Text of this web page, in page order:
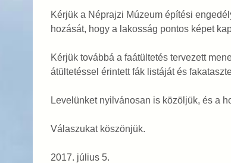
Kérjük a Néprajzi Múzeum építési
hozását, hogy a lakosság pontos képet
Kérjük továbbá a faátültetés tervezett
átültetéssel érintett fák listáját és
Levelünket nyilvánosan is közöljük, és a
Válaszukat köszönjük.
2017. július 5.